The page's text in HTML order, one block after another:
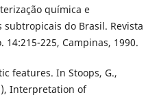
química e
do Brasil. Revista
225, Campinas, 1990.
features. In Stoops, G.,
Interpretation of